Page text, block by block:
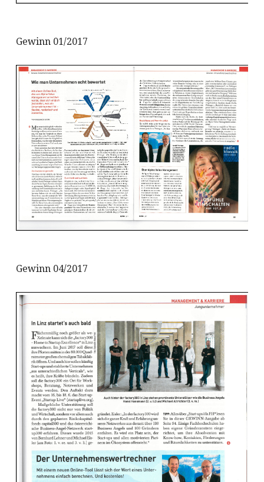
Gewinn 01/2017
Gewinn 04/2017